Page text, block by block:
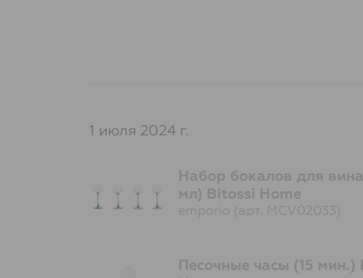
1 июля 2024 г.
Набор бокалов для
мл) Bitossi Home
emporio (арт. MCV02033)
Песочные часы (15 мин.)